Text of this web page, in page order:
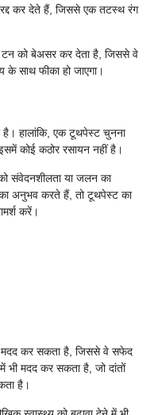
कर देते हैं, जिससे एक तटस्थ रंग
टन को बेअसर कर देता है, जिससे वे
साथ फीका हो जाएगा।
है। हालांकि, एक टूथपेस्ट चुनना
कोई कठोर रसायन नहीं है।
संवेदनशीलता या जलन का
अनुभव करते हैं, तो टूथपेस्ट का
करें।
मदद कर सकता है, जिससे वे सफेद
भी मदद कर सकता है, जो दांतों
है।